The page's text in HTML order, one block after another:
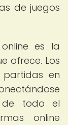
de juegos
es la
ofrece. Los
en
de todo el
online